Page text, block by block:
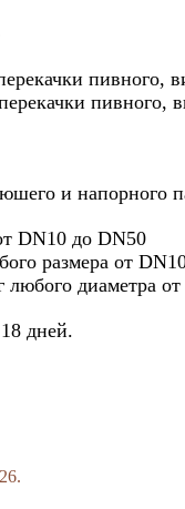
и напорного
DN10 до DN50
размера от
диаметра
дней.